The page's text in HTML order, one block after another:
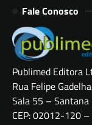
Fale Conosco
Publimed Editora
Rua Felipe
Sala 55 – Santana
CEP: 02012-120